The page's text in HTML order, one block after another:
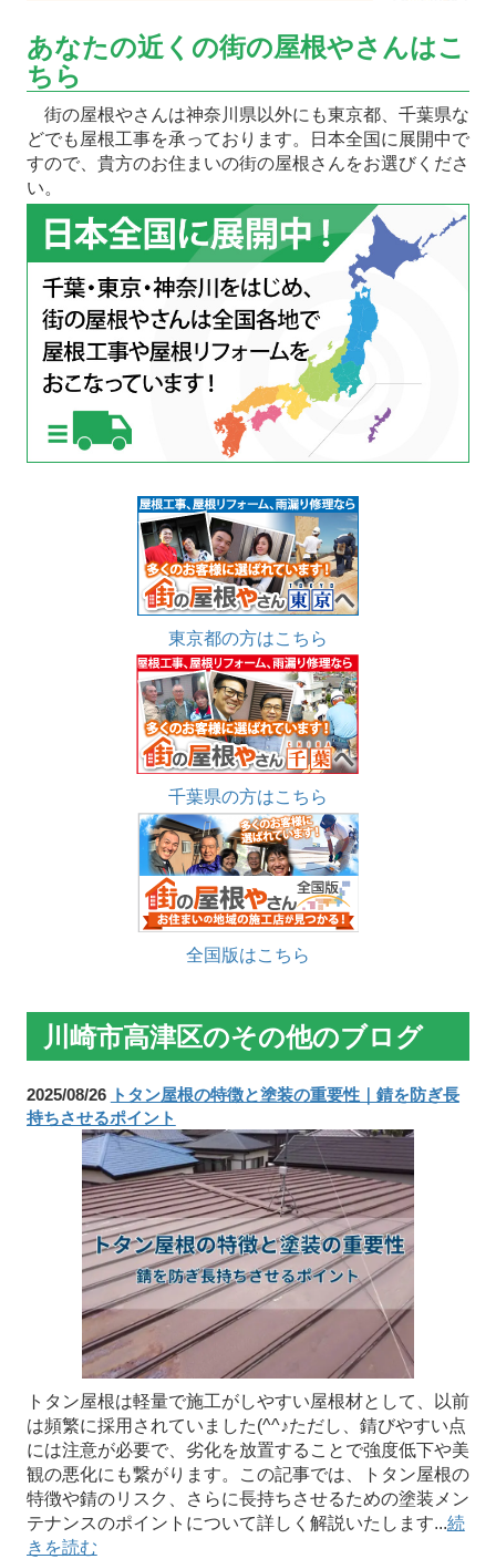
あなたの近くの街の屋根やさんはこ
ちら
街の屋根やさんは神奈川県以外にも東京都、千葉県な
どでも屋根工事を承っております。日本全国に展開中で
すので、貴方のお住まいの街の屋根さんをお選びくださ
い。
東京都の方はこちら
千葉県の方はこちら
全国版はこちら
川崎市高津区のその他のブログ
2025/08/26
トタン屋根の特徴と塗装の重要性｜錆を防ぎ長
持ちさせるポイント
トタン屋根は軽量で施工がしやすい屋根材として、以前
は頻繁に採用されていました(^^♪ただし、錆びやすい点
には注意が必要で、劣化を放置することで強度低下や美
観の悪化にも繋がります。この記事では、トタン屋根の
特徴や錆のリスク、さらに長持ちさせるための塗装メン
テナンスのポイントについて詳しく解説いたします...続
きを読む